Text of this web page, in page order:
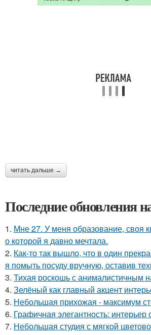
читать дальше →
Последние обновления
1. Мне 27. У меня образование, своя
о которой я давно мечтала.
2. Как-то так вышло, что в один
я помыть посуду вручную, оставив
3. Тихая роскошь с анималистичным
4. Зелёный как главный акцент
5. Небольшая прихожая - максимум
6. Графичная элегантность: интерьер
7. Небольшая студия с мягкой